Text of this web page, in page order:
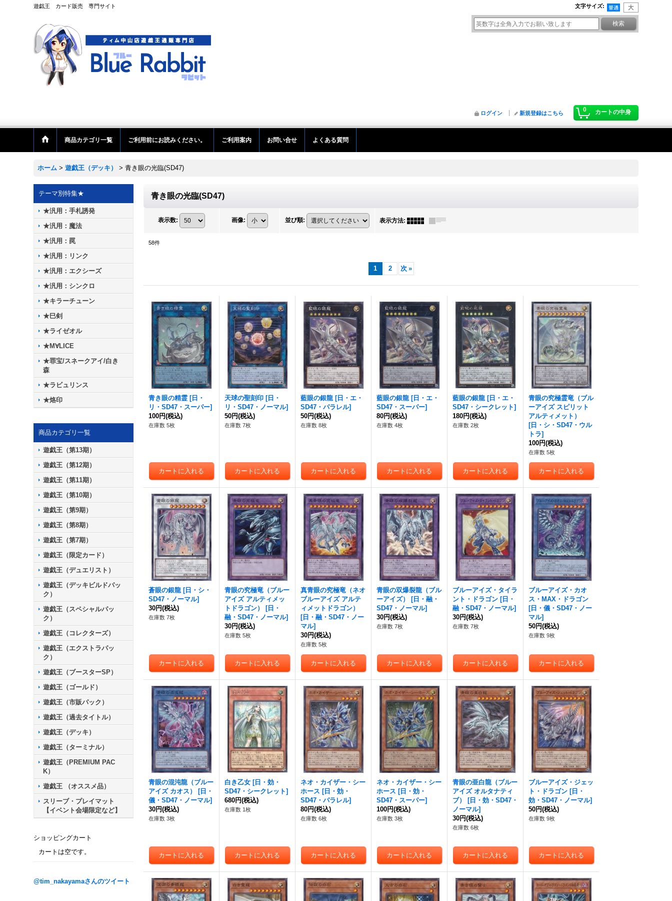
遊戯王 カード販売 専門サイト 文字サイズ:
0 カートの中身
ログイン 新規登録はこちら
商品カテゴリ一覧 ご利用前にお読みください。 ご利用案内 お問い合せ よくある質問
ホーム > 遊戯王（デッキ） > 青き眼の光臨(SD47)
テーマ別特集★
★汎用：手札誘発
★汎用：魔法
★汎用：罠
★汎用：リンク
★汎用：エクシーズ
★汎用：シンクロ
★キラーチューン
★巳剣
★ライゼオル
★M∀LICE
★罪宝/スネークアイ/白き
森
★ラビュリンス
★烙印
商品カテゴリ一覧
遊戯王（第13期）
遊戯王（第12期）
遊戯王（第11期）
遊戯王（第10期）
遊戯王（第9期）
遊戯王（第8期）
遊戯王（第7期）
遊戯王（限定カード）
遊戯王（デュエリスト）
遊戯王（デッキビルドパッ
ク）
遊戯王（スペシャルパッ
ク）
遊戯王（コレクターズ）
遊戯王（エクストラパッ
ク）
遊戯王（ブースターSP）
遊戯王（ゴールド）
遊戯王（市販パック）
遊戯王（過去タイトル）
遊戯王（デッキ）
遊戯王（ターミナル）
遊戯王（PREMIUM PAC
K）
遊戯王 （オススメ品）
スリーブ・プレイマット
【イベント会場限定など】
ショッピングカート
カートは空です。
@tim_nakayamaさんのツイート
青き眼の光臨(SD47)
表示数: 画像: 並び順: 表示方法:
58件
1 2 次 »
青き眼の精霊 [日・
リ・SD47・スーパー]
100円(税込)
在庫数 5枚
天球の聖刻印 [日・
リ・SD47・ノーマル]
50円(税込)
在庫数 7枚
藍眼の銀龍 [日・エ・
SD47・パラレル]
50円(税込)
在庫数 8枚
藍眼の銀龍 [日・エ・
SD47・スーパー]
80円(税込)
在庫数 4枚
藍眼の銀龍 [日・エ・
SD47・シークレット]
180円(税込)
在庫数 2枚
青眼の究極霊竜（ブル
ーアイズ スピリット
アルティメット）
[日・シ・SD47・ウル
トラ]
100円(税込)
在庫数 5枚
蒼眼の銀龍 [日・シ・
SD47・ノーマル]
30円(税込)
在庫数 7枚
青眼の究極竜（ブルー
アイズ アルティメッ
トドラゴン）
[日・
融・SD47・ノーマル]
30円(税込)
在庫数 5枚
真青眼の究極竜（ネオ
ブルーアイズ アルテ
ィメットドラゴン）
[日・融・SD47・ノー
マル]
30円(税込)
在庫数 5枚
青眼の双爆裂龍（ブル
ーアイズ）
[日・融・
SD47・ノーマル]
30円(税込)
在庫数 7枚
ブルーアイズ・タイラ
ント・ドラゴン [日・
融・SD47・ノーマル]
30円(税込)
在庫数 7枚
ブルーアイズ・カオ
ス・MAX・ドラゴン
[日・儀・SD47・ノー
マル]
50円(税込)
在庫数 9枚
青眼の混沌龍（ブルー
アイズ カオス）
[日・
儀・SD47・ノーマル]
30円(税込)
在庫数 3枚
白き乙女 [日・効・
SD47・シークレット]
680円(税込)
在庫数 1枚
ネオ・カイザー・シー
ホース [日・効・
SD47・パラレル]
80円(税込)
在庫数 6枚
ネオ・カイザー・シー
ホース [日・効・
SD47・スーパー]
100円(税込)
在庫数 3枚
青眼の亜白龍（ブルー
アイズ オルタナティ
ブ）
[日・効・SD47・
ノーマル]
30円(税込)
在庫数 6枚
ブルーアイズ・ジェッ
ト・ドラゴン [日・
効・SD47・ノーマル]
50円(税込)
在庫数 9枚